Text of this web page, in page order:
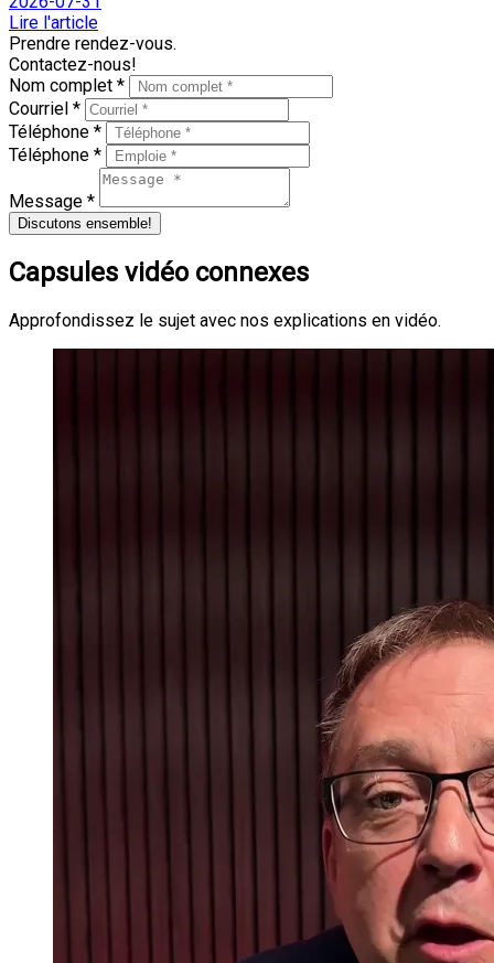
Lire l'article
Prendre rendez-vous.
Contactez-nous!
Nom complet *
Courriel *
Téléphone *
Téléphone *
Message *
Discutons ensemble!
Capsules vidéo connexes
Approfondissez le sujet avec nos explications en vidéo.